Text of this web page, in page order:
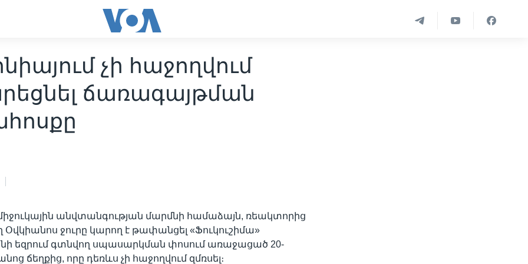
չի հաջողվում
ճառագայթման
անվտանգության մարմնի համաձայն, ռեակտորից
ջուրը կարող է թափանցել «Ֆուկուշիմա»
եզրում գտնվող սպասարկման փոսում առաջացած 20-
ճեղքից, որը դեռևս չի հաջողվում զմռսել։